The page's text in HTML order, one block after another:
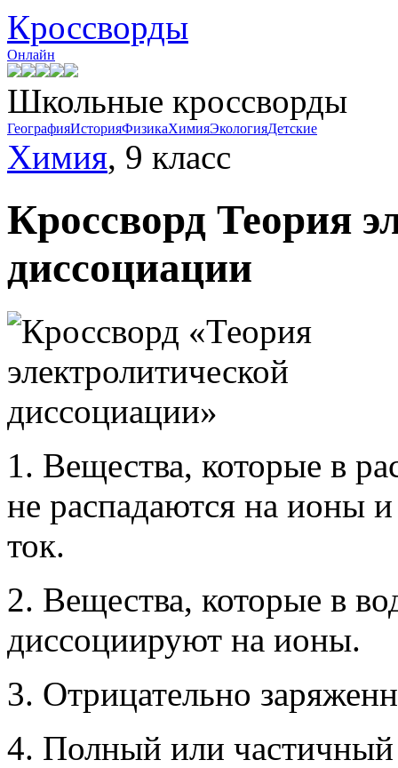
Кроссворды
Онлайн
Школьные кроссворды
ГеографияИсторияФизикаХимияЭкологияДетские
Химия, 9 класс
Кроссворд Теория
диссоциации
1. Вещества, которые в
не распадаются на ионы
ток.
2. Вещества, которые в
диссоциируют на ионы.
3. Отрицательно
4. Полный или частичный